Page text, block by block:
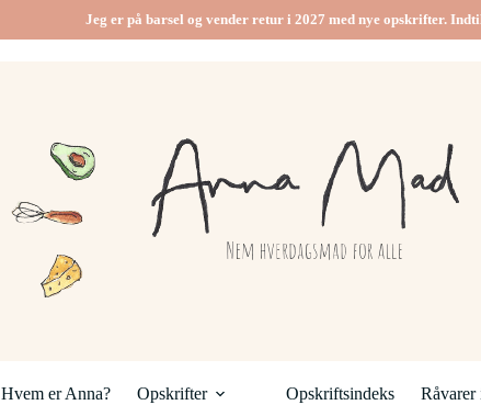
Jeg er på barsel og vender retur i 2027 med nye opskrifter.
Hvem er Anna? Opskrifter Opskriftsindeks Råvarer